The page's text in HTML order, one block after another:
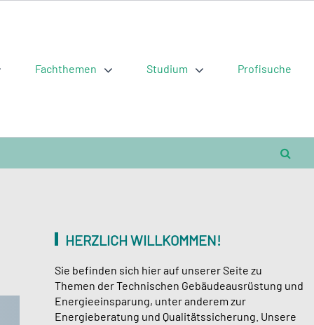
Fachthemen Studium Profisuche
HERZLICH WILLKOMMEN!
Sie befinden sich hier auf unserer Seite zu
Themen der Technischen Gebäudeausrüstung und
Energieeinsparung, unter anderem zur
Energieberatung und Qualitätssicherung. Unsere